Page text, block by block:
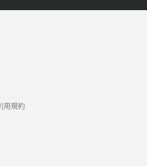
タグ変更）
ル）
トワーク用）
トワーク用）
ク用）
(DLO)
用規約